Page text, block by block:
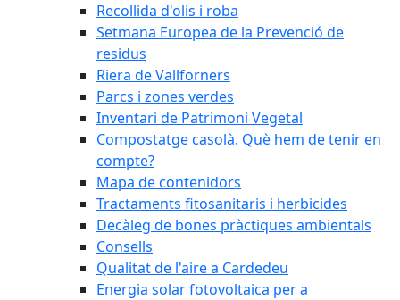
Recollida d'olis i roba
Setmana Europea de la Prevenció de
residus
Riera de Vallforners
Parcs i zones verdes
Inventari de Patrimoni Vegetal
Compostatge casolà. Què hem de tenir en
compte?
Mapa de contenidors
Tractaments fitosanitaris i herbicides
Decàleg de bones pràctiques ambientals
Consells
Qualitat de l'aire a Cardedeu
Energia solar fotovoltaica per a